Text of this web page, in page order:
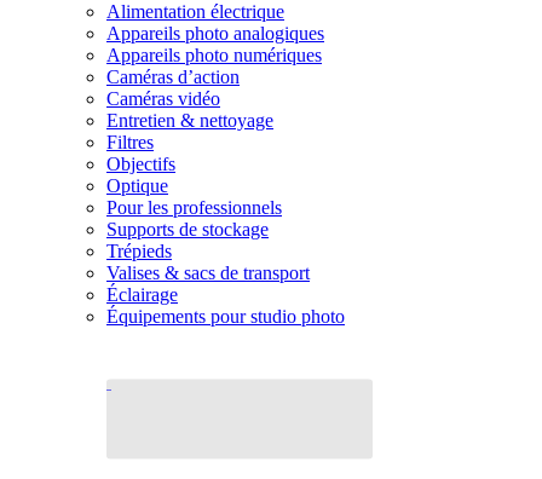
Alimentation électrique
Appareils photo analogiques
Appareils photo numériques
Caméras d’action
Caméras vidéo
Entretien & nettoyage
Filtres
Objectifs
Optique
Pour les professionnels
Supports de stockage
Trépieds
Valises & sacs de transport
Éclairage
Équipements pour studio photo